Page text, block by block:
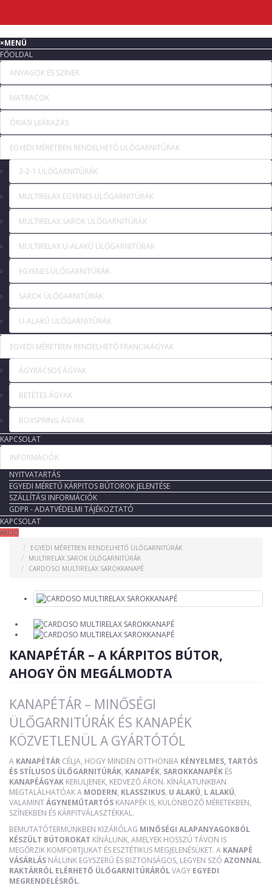
×MENÜ
FŐOLDAL
ANYAGOK ÉS SZÍNEK
MATRACOK
ÓRIÁSI LEÁRAZÁS
EGYEDI MÉRETBEN RENDELHETŐ ÜLŐGARNITÚRÁK
3-2-1 ÜLŐGARNITÚRÁK
MULTIRELAX EGYENES ÜLŐGARNITÚRÁK
MULTIRELAX SAROK ÜLŐGARNITÚRÁK
MULTIRELAX U-ALAKÚ ÜLŐGARNITÚRÁK
EGYENES ÜLŐGARNITÚRÁK
SAROK ÜLŐGARNITÚRÁK
U-ALAKÚ ÜLŐGARNITÚRÁK
EGYEDI MÉRETBEN RENDELHETŐ FRANCIAÁGYAK
ÁGYRÁCSOS ÁGYAK
BETÉTES ÁGYAK
BOXSPRING ÁGYAK
KAPCSOLAT
INFORMÁCIÓK
NYITVATARTÁS
EGYEDI MÉRETŰ KÁRPITOS BÚTOROK JELENTÉSE
SZÁLLÍTÁSI INFORMÁCIÓK
GDPR - ADATVÉDELMI TÁJÉKOZTATÓ
KAPCSOLAT
AKCIÓ
EGYEDI MÉRETBEN RENDELHETŐ ÜLŐGARNITÚRÁK
MULTIRELAX SAROK ÜLŐGARNITÚRÁK
CARDOSO MULTIRELAX SAROKKANAPÉ
KANAPÉTÁR – A KÁRPITOS BÚTOR,
AHOGY ÖN MEGÁLMODTA
KANAPÉTÁR – MINŐSÉGI
ÜLŐGARNITÚRÁK ÉS KANAPÉK
KÖZVETLENÜL A GYÁRTÓTÓL
A KANAPÉTÁR CÉLJA, HOGY MINDEN OTTHONBA KÉNYELMES, TARTÓS
ÉS STÍLUSOS ÜLŐGARNITÚRÁK, KANAPÉK, SAROKKANAPÉK ÉS
KANAPÉÁGYAK KERÜLJENEK, KEDVEZŐ ÁRON. KÍNÁLATUNKBAN
MEGTALÁLHATÓAK A MODERN, KLASSZIKUS, U ALAKÚ, L ALAKÚ,
VALAMINTÁGYNEMŰTARTÓS KANAPÉK IS, KÜLÖNBÖZŐ MÉRETEKBEN,
SZÍNEKBEN ÉS KÁRPITVÁLASZTÉKKAL.
BEMUTATÓTERMÜNKBEN KIZÁRÓLAG MINŐSÉGI ALAPANYAGOKBÓL
KÉSZÜLT BÚTOROKAT KÍNÁLUNK, AMELYEK HOSSZÚ TÁVON IS
MEGŐRZIK KOMFORTJUKAT ÉS ESZTÉTIKUS MEGJELENÉSÜKET. A KANAPÉ
VÁSÁRLÁS NÁLUNK EGYSZERŰ ÉS BIZTONSÁGOS, LEGYEN SZÓ AZONNAL
RAKTÁRRÓL ELÉRHETŐ ÜLŐGARNITÚRÁRÓLVAGY EGYEDI
MEGRENDELÉSRŐL.